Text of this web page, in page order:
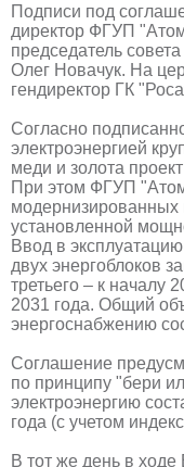
Подписи под
директор ФГУП
председатель
Олег Новачук. На
гендиректор ГК
Согласно
электроэнергией
меди и золота
При этом ФГУП
модернизированных
установленной
Ввод в
двух энергоблоков
третьего – к началу
2031 года. Общий
энергоснабжению
Соглашение
по принципу "бери
электроэнергию
года (с учетом
В тот же день в